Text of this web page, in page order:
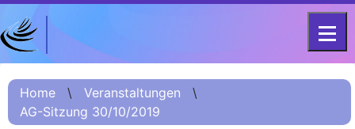
Home
Projekt
DFG-KOLLEG-FORSCHUNGSGRUPPE
FOR 2603 2017 – 2023
Home \ Veranstaltungen
\
AG-Sitzung 30/10/2019